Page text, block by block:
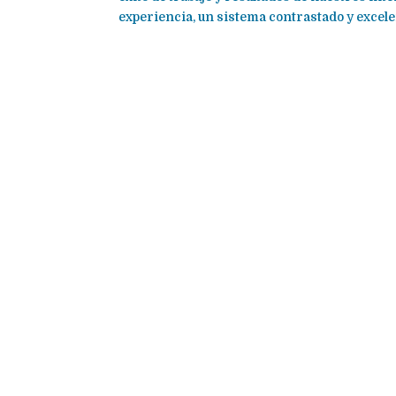
experiencia, un sistema contrastado y